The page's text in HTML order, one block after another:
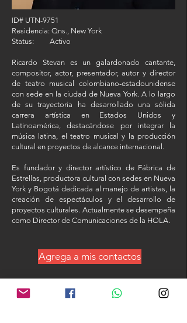
ID# UTN-9751
Residencia: Qns., New York
Status: Activo
Ricardo Stevan es un galardonado cantante,
compositor, actor, presentador, autor y director
de teatro musical colombiano-estadounidense
con sede en la ciudad de Nueva York. A lo largo
de su trayectoria ha desarrollado una sólida
carrera artística en Estados Unidos y
Latinoamérica, destacándose por integrar la
música latina, el teatro musical y la producción
cultural en proyectos de alcance internacional.
Es fundador y director artístico de Fábrica de
Estrellas, productora cultural con sedes en Nueva
York y Bogotá dedicada al manejo de artistas, la
creación de espectáculos y el desarrollo de
proyectos culturales. Actualmente se desempeña
como Director de Comunicaciones de la HOLA.
Agrega a mis contactos